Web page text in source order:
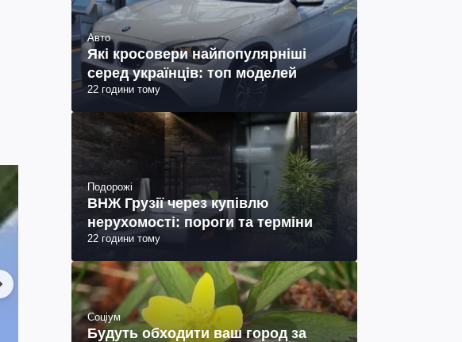
Авто
Які кросовери найпопулярніші
серед українців: топ моделей
22 години тому
Подорожі
ВНЖ Грузії через купівлю
нерухомості: пороги та терміни
22 години тому
Соціум
Будуть обходити ваш город за